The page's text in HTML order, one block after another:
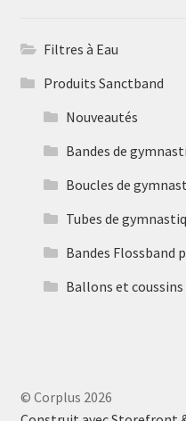
Filtres à Eau
Produits Sanctband
Nouveautés
Bandes de
Boucles de
Tubes de
Bandes Flossband
Ballons et coussins
© Corplus 2026